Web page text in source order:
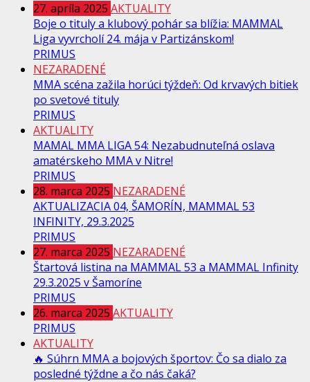
27. apríla 2025 AKTUALITY
Boje o tituly a klubový pohár sa blížia: MAMMAL
Liga vyvrcholí 24. mája v Partizánskom!
PRIMUS
NEZARADENÉ
MMA scéna zažila horúci týždeň: Od krvavých bitiek
po svetové tituly
PRIMUS
AKTUALITY
MAMAL MMA LIGA 54: Nezabudnuteľná oslava
amatérskeho MMA v Nitre!
PRIMUS
28. marca 2025 NEZARADENÉ
AKTUALIZACIA 04, ŠAMORÍN, MAMMAL 53
INFINITY, 29.3.2025
PRIMUS
27. marca 2025 NEZARADENÉ
Štartová listina na MAMMAL 53 a MAMMAL Infinity
29.3.2025 v Šamoríne
PRIMUS
26. marca 2025 AKTUALITY
PRIMUS
AKTUALITY
🔥 Súhrn MMA a bojových športov: Čo sa dialo za
posledné týždne a čo nás čaká?